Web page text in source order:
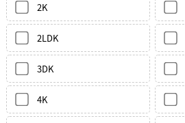
2K
2LDK
3DK
4K